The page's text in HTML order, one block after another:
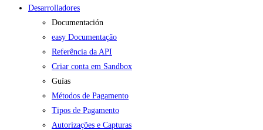
Desarrolladores
Documentación
easy Documentação
Referência da API
Criar conta em Sandbox
Guías
Métodos de Pagamento
Tipos de Pagamento
Autorizações e Capturas